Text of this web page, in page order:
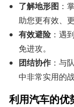
了解地形图 ：
助您更有效、
有效避险：遇
免进攻。
团结协作 ：与
中非常实用的战
利用汽车的优